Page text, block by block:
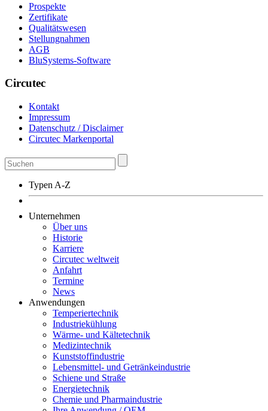
Prospekte
Zertifikate
Qualitätswesen
Stellungnahmen
AGB
BluSystems-Software
Circutec
Kontakt
Impressum
Datenschutz / Disclaimer
Circutec Markenportal
Typen A-Z
Unternehmen
Über uns
Historie
Karriere
Circutec weltweit
Anfahrt
Termine
News
Anwendungen
Temperiertechnik
Industriekühlung
Wärme- und Kältetechnik
Medizintechnik
Kunststoffindustrie
Lebensmittel- und Getränkeindustrie
Schiene und Straße
Energietechnik
Chemie und Pharmaindustrie